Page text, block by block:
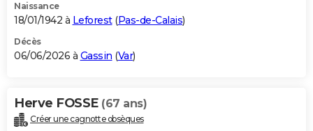
Naissance
18/01/1942 à Leforest(Pas-de-Calais)
Décès
06/06/2026 à Gassin (Var)
Herve FOSSE (67 ans)
Créer une cagnotte obsèques